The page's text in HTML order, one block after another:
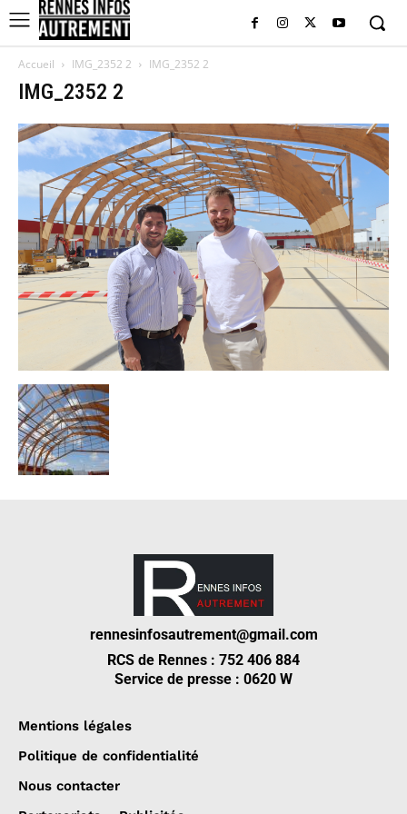
Accueil IMG_2352 2 IMG_2352 2
IMG_2352 2
rennesinfosautrement@gmail.com
RCS de Rennes : 752 406 884
Service de presse : 0620 W
Mentions légales
Politique de confidentialité
Nous contacter